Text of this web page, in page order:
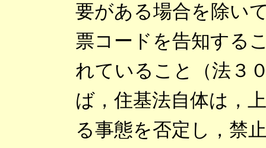
要がある場合を除い
票コードを告知する
れていること（法３
ば，住基法自体は，
る事態を否定し，禁